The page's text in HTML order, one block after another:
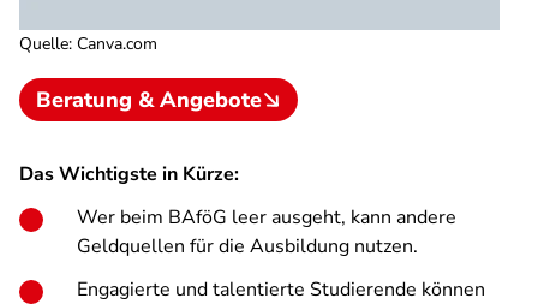
Quelle: Canva.com
Beratung & Angebote
Das Wichtigste in Kürze:
Wer beim BAföG leer ausgeht, kann andere
Geldquellen für die Ausbildung nutzen.
Engagierte und talentierte Studierende können